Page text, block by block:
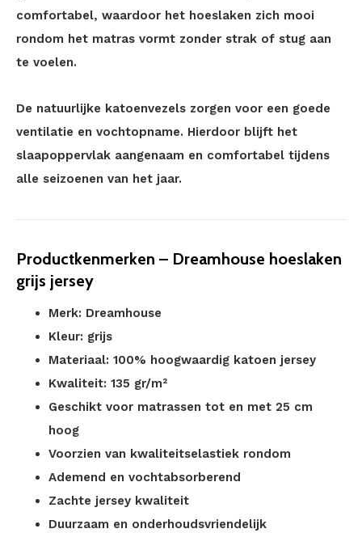
comfortabel, waardoor het hoeslaken zich mooi
rondom het matras vormt zonder strak of stug aan
te voelen.
De natuurlijke katoenvezels zorgen voor een goede
ventilatie en vochtopname. Hierdoor blijft het
slaapoppervlak aangenaam en comfortabel tijdens
alle seizoenen van het jaar.
Productkenmerken – Dreamhouse hoeslaken
grijs jersey
Merk: Dreamhouse
Kleur: grijs
Materiaal: 100% hoogwaardig katoen jersey
Kwaliteit: 135 gr/m²
Geschikt voor matrassen tot en met 25 cm
hoog
Voorzien van kwaliteitselastiek rondom
Ademend en vochtabsorberend
Zachte jersey kwaliteit
Duurzaam en onderhoudsvriendelijk